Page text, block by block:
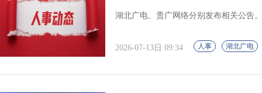
湖北广电、贵广网络分别发布相关公告。
2026-07-13日 09:34 人事 湖北广电